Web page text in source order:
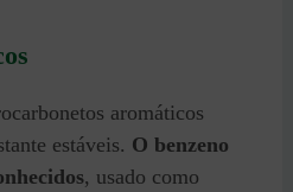
aromáticos
estáveis. O benzeno
, usado como